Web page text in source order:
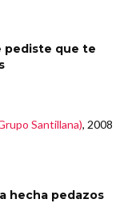
pediste que te
Santillana), 2008
hecha pedazos